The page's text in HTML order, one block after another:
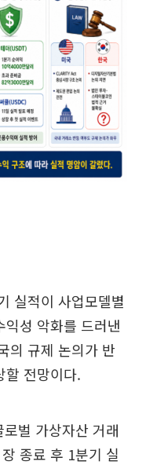
실적이 사업모델별
성 악화를 드러낸
의 규제 논의가 반
할 전망이다.
벌 가상자산 거래
종료 후 1분기 실